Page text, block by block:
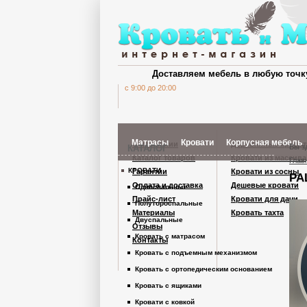
c 9:00 до 20:00
Доставляем мебель в любую
Матрасы Кровати Корпусная мебель
Шкафы Кардинал
Шкафы из дерева
Комоды
Вы
КАТАЛОГ
КРОВАТИ
Односпальные
Полутороспальные
Двуспальные
Кровать с матрасом
Кровать с подъемным механизмом
Кровать с ортопедическим основанием
Кровать с ящиками
Кровати с ковкой
О компании
Каталог товаров
Гарантии
Оплата и доставка
Прайс-лист
Материалы
Отзывы
Контакты
Деревянные
Кровати из массива
Кровати из сосны
Дешевые кровати
Кровати для дачи
Кровать тахта